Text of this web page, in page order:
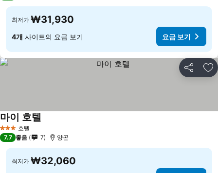
최저가 ₩31,930
4개 사이트의 요금 보기 요금 보기
공유 즐
3 성급 호텔
마이 호텔
7.7 좋음 7 양곤
최저가 ₩32,060